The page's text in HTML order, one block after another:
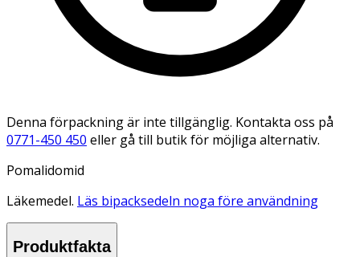
Denna förpackning är inte tillgänglig. Kontakta oss på
0771-450 450 eller gå till butik för möjliga alternativ.
Pomalidomid
Läkemedel. Läs bipacksedeln noga före användning
Produktfakta